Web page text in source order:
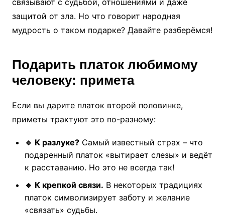
связывают с судьбой, отношениями и даже
защитой от зла. Но что говорит народная
мудрость о таком подарке? Давайте разберёмся!
Подарить платок любимому
человеку: примета
Если вы дарите платок второй половинке,
приметы трактуют это по-разному:
🔹 К разлуке?Самый известный страх – что
подаренный платок «вытирает слезы» и ведёт
к расставанию. Но это не всегда так!
🔹 К крепкой связи. В некоторых традициях
платок символизирует заботу и желание
«связать» судьбы.